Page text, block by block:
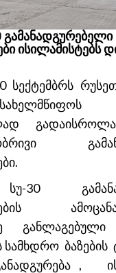
ისილამისტებს
სექტემბრს
გადაისროლა
30
განლაგებული
ბაზების
,